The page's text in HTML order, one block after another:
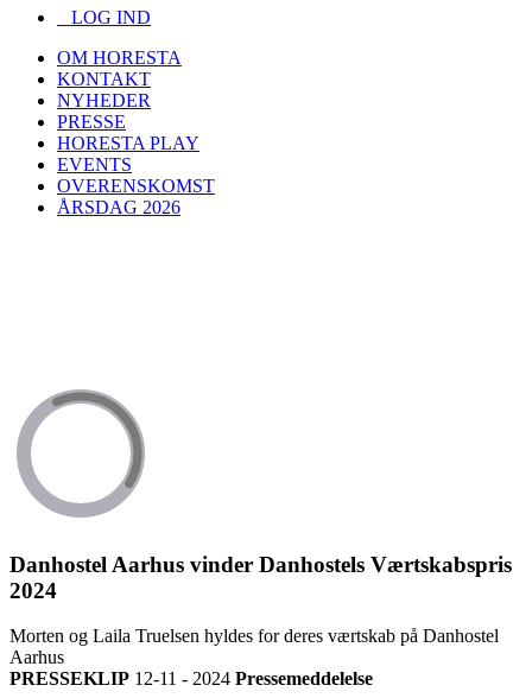
LOG IND
OM HORESTA
KONTAKT
NYHEDER
PRESSE
HORESTA PLAY
EVENTS
OVERENSKOMST
ÅRSDAG 2026
Danhostel Aarhus vinder Danhostels Værtskabspris
2024
Morten og Laila Truelsen hyldes for deres værtskab på Danhostel
Aarhus
PRESSEKLIP 12-11 - 2024 Pressemeddelelse